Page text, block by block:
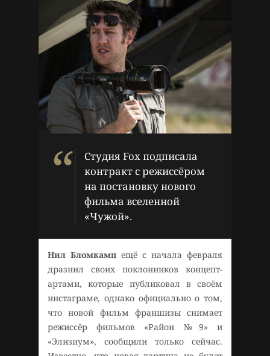
Студия Fox подписала
контракт с режиссёром
на постановку нового
фильма вселенной
«Чужой».
Нил Бломкамп ещё с начала февраля
дразнил своих поклонников концепт-
артами, которые публиковал в своём
инстаграме, однако официально о том,
что новой фильм франшизы снимает
режиссёр фильмов «Район №9» и
«Элизиум», сообщили только сейчас.